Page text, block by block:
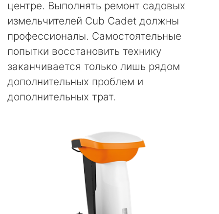
центре. Выполнять ремонт садовых
измельчителей Cub Cadet должны
профессионалы. Самостоятельные
попытки восстановить технику
заканчивается только лишь рядом
дополнительных проблем и
дополнительных трат.